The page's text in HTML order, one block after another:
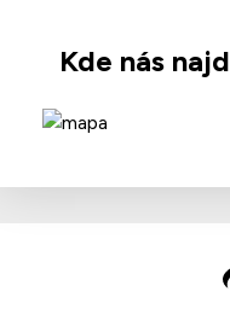
Kde nás